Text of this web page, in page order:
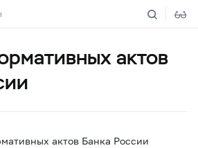
актов
актов Банка России